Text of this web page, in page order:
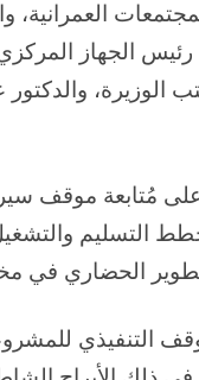
العمرانية،
رئيس الجهاز
والدكتور
على مُتابعة
التسليم
الحضاري في
التنفيذي